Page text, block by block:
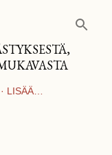
LISÄÄ…